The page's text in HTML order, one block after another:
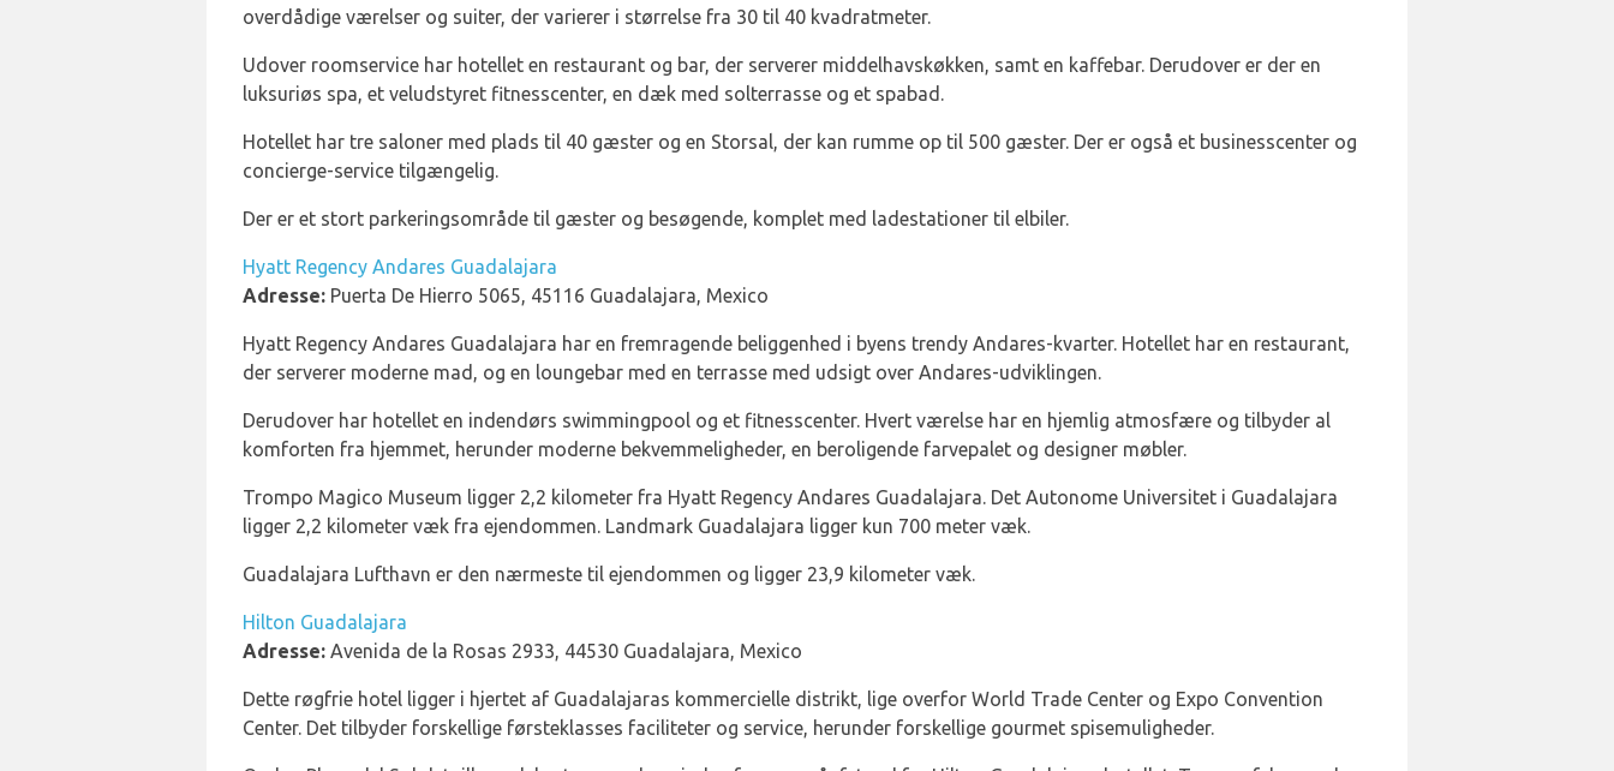
overdådige værelser og suiter, der varierer i størrelse fra 30 til 40 kvadratmeter.
Udover roomservice har hotellet en restaurant og bar, der serverer middelhavskøkken, samt en kaffebar. Derudover er der en
luksuriøs spa, et veludstyret fitnesscenter, en dæk med solterrasse og et spabad.
Hotellet har tre saloner med plads til 40 gæster og en Storsal, der kan rumme op til 500 gæster. Der er også et businesscenter og
concierge-service tilgængelig.
Der er et stort parkeringsområde til gæster og besøgende, komplet med ladestationer til elbiler.
Hyatt Regency Andares Guadalajara
Adresse: Puerta De Hierro 5065, 45116 Guadalajara, Mexico
Hyatt Regency Andares Guadalajara har en fremragende beliggenhed i byens trendy Andares-kvarter. Hotellet har en restaurant,
der serverer moderne mad, og en loungebar med en terrasse med udsigt over Andares-udviklingen.
Derudover har hotellet en indendørs swimmingpool og et fitnesscenter. Hvert værelse har en hjemlig atmosfære og tilbyder al
komforten fra hjemmet, herunder moderne bekvemmeligheder, en beroligende farvepalet og designer møbler.
Trompo Magico Museum ligger 2,2 kilometer fra Hyatt Regency Andares Guadalajara. Det Autonome Universitet i Guadalajara
ligger 2,2 kilometer væk fra ejendommen. Landmark Guadalajara ligger kun 700 meter væk.
Guadalajara Lufthavn er den nærmeste til ejendommen og ligger 23,9 kilometer væk.
Hilton Guadalajara
Adresse: Avenida de la Rosas 2933, 44530 Guadalajara, Mexico
Dette røgfrie hotel ligger i hjertet af Guadalajaras kommercielle distrikt, lige overfor World Trade Center og Expo Convention
Center. Det tilbyder forskellige førsteklasses faciliteter og service, herunder forskellige gourmet spisemuligheder.